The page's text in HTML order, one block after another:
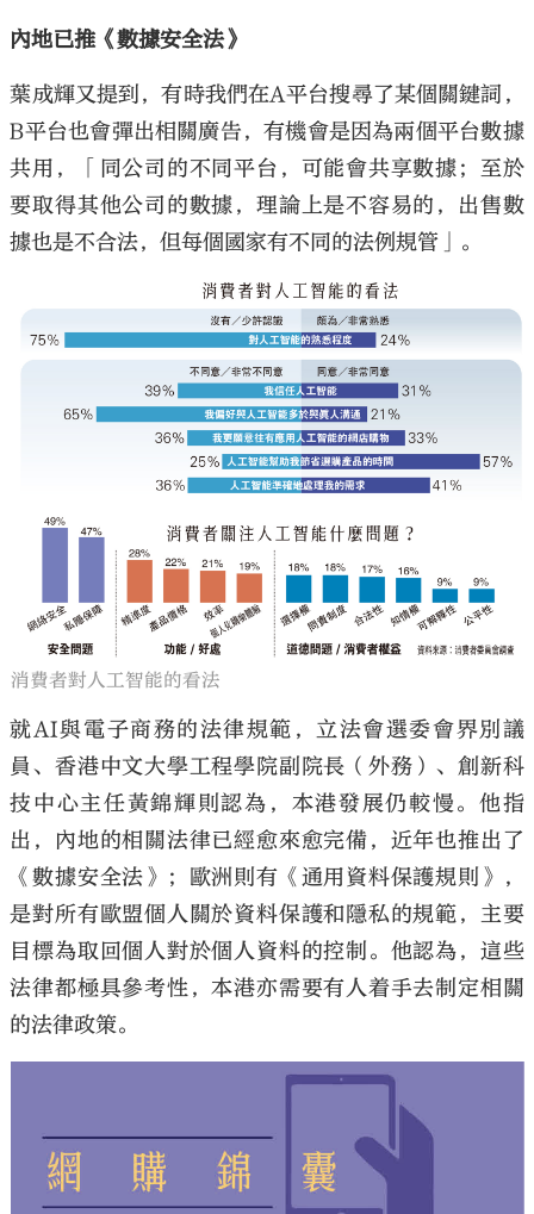
內地已推《數據安全法》
葉成輝又提到，有時我們在A平台搜尋了某個關鍵詞，
B平台也會彈出相關廣告，有機會是因為兩個平台數據
共用，「同公司的不同平台，可能會共享數據；至於
要取得其他公司的數據，理論上是不容易的，出售數
據也是不合法，但每個國家有不同的法例規管」。
消費者對人工智能的看法
就AI與電子商務的法律規範，立法會選委會界別議
員、香港中文大學工程學院副院長（外務）、創新科
技中心主任黃錦輝則認為，本港發展仍較慢。他指
出，內地的相關法律已經愈來愈完備，近年也推出了
《數據安全法》；歐洲則有《通用資料保護規則》，
是對所有歐盟個人關於資料保護和隱私的規範，主要
目標為取回個人對於個人資料的控制。他認為，這些
法律都極具參考性，本港亦需要有人着手去制定相關
的法律政策。